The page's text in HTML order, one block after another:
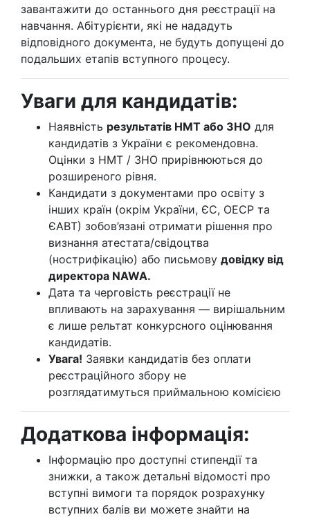
завантажити до останнього дня реєстрації на
навчання. Абітурієнти, які не нададуть
відповідного документа, не будуть допущені до
подальших етапів вступного процесу.
Уваги для кандидатів:
Наявність результатів НМТ або ЗНО для
кандидатів з України є рекомендовна.
Оцінки з НМТ / ЗНО прирівнюються до
розширеного рівня.
Кандидати з документами про освіту з
інших країн (окрім України, ЄС, ОЕСР та
ЄАВТ) зобов’язані отримати рішення про
визнання атестата/свідоцтва
(нострифікацію) або письмову довідку від
директора NAWA.
Дата та черговість реєстрації не
впливають на зарахування — вирішальним
є лише рельтат конкурсного оцінювання
кандидатів.
Увага! Заявки кандидатів без оплати
реєстраційного збору не
розглядатимуться приймальною комісією
Додаткова інформація:
Інформацію про доступні стипендії та
знижки, а також детальні відомості про
вступні вимоги та порядок розрахунку
вступних балів ви можете знайти на